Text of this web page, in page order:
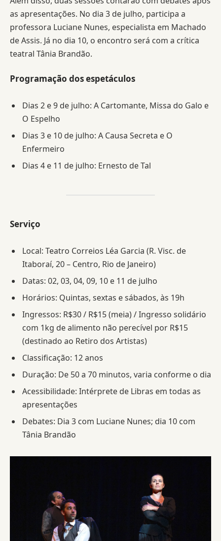
as apresentações. No dia 3 de julho, participa a
professora Luciane Nunes, especialista em Machado
de Assis. Já no dia 10, o encontro será com a crítica
teatral Tânia Brandão.
Programação dos espetáculos
Dias 2 e 9 de julho: A Cartomante, Missa do Galo e
O Espelho
Dias 3 e 10 de julho: A Causa Secreta e O
Enfermeiro
Dias 4 e 11 de julho: Ernesto de Tal
Serviço
Local: Teatro Correios Léa Garcia (R. Visc. de
Itaboraí, 20 – Centro, Rio de Janeiro)
Datas: 02, 03, 04, 09, 10 e 11 de julho
Horários: Quintas, sextas e sábados, às 19h
Ingressos: R$30 / R$15 (meia) / Ingresso solidário
com 1kg de alimento não perecível por R$15
(destinado ao Retiro dos Artistas)
Classificação: 12 anos
Duração: De 50 a 70 minutos, varia conforme o dia
Acessibilidade: Intérprete de Libras em todas as
apresentações
Debates: Dia 3 com Luciane Nunes; dia 10 com
Tânia Brandão